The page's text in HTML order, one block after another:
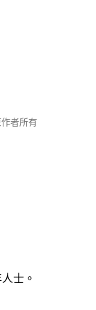
者所有
士。